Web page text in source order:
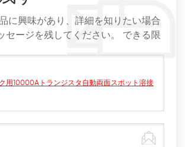
に興味があり、詳細を知りたい場合
セージを残してください。 できる限
用10000Aトランジスタ自動両面スポット溶接